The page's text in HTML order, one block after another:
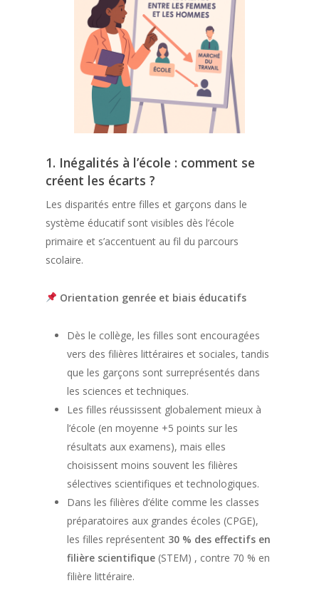
1. Inégalités à l’école : comment se
créent les écarts ?
Les disparités entre filles et garçons dans le
système éducatif sont visibles dès l’école
primaire et s’accentuent au fil du parcours
scolaire.
Orientation genrée et biais éducatifs
Dès le collège, les filles sont encouragées
vers des filières littéraires et sociales, tandis
que les garçons sont surreprésentés dans
les sciences et techniques.
Les filles réussissent globalement mieux à
l’école (en moyenne +5 points sur les
résultats aux examens), mais elles
choisissent moins souvent les filières
sélectives scientifiques et technologiques.
Dans les filières d’élite comme les classes
préparatoires aux grandes écoles (CPGE),
les filles représentent 30 % des effectifs en
filière scientifique (STEM) , contre 70 % en
filière littéraire.